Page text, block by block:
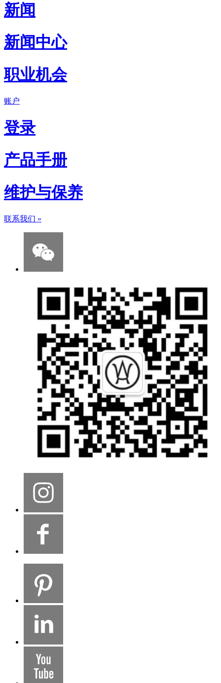
新闻
新闻中心
职业机会
账户
登录
产品手册
维护与保养
联系我们 »